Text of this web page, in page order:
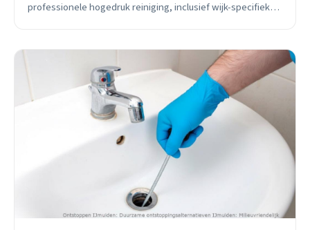
professionele hogedruk reiniging, inclusief wijk-specifieke